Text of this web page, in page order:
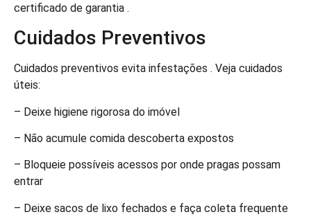
certificado de garantia .
Cuidados Preventivos
Cuidados preventivos evita infestações . Veja cuidados
úteis:
– Deixe higiene rigorosa do imóvel
– Não acumule comida descoberta expostos
– Bloqueie possíveis acessos por onde pragas possam
entrar
– Deixe sacos de lixo fechados e faça coleta frequente